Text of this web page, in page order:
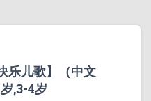
乐儿歌】（中文
,3-4岁